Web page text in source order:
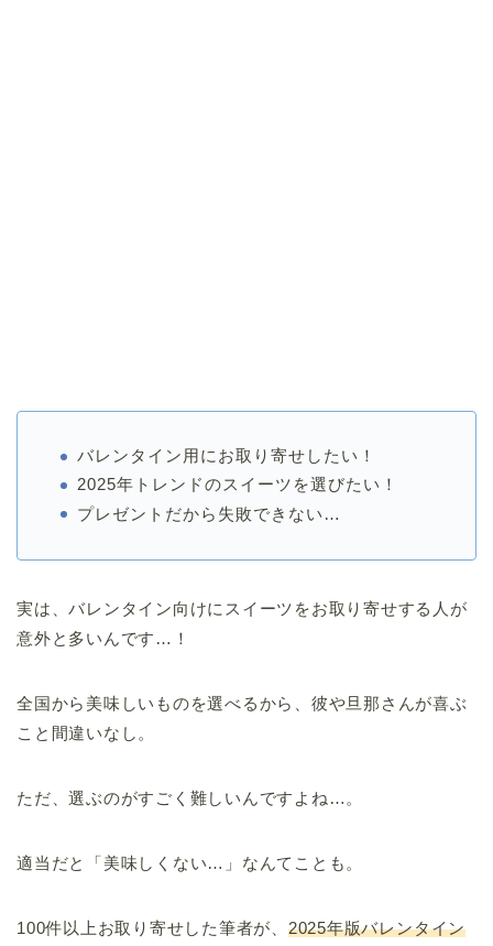
バレンタイン用にお取り寄せしたい！
2025年トレンドのスイーツを選びたい！
プレゼントだから失敗できない…
実は、バレンタイン向けにスイーツをお取り寄せする人が
意外と多いんです…！
全国から美味しいものを選べるから、彼や旦那さんが喜ぶ
こと間違いなし。
ただ、選ぶのがすごく難しいんですよね…。
適当だと「美味しくない…」なんてことも。
100件以上お取り寄せした筆者が、 2025年版バレンタイン